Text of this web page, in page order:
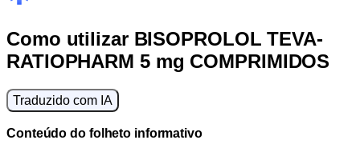
Como utilizar BISOPROLOL TEVA-
RATIOPHARM 5 mg COMPRIMIDOS
Traduzido com IA
Conteúdo do folheto informativo